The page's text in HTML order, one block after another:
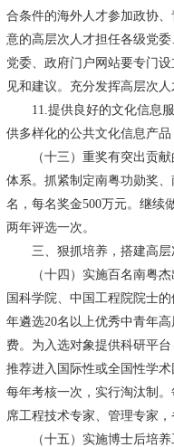
合条件的海外人才参加政协
意的高层次人才担任各级党
党委、政府门户网站要专门
见和建议。充分发挥高层次
11.提供良好的文化信息服
供多样化的公共文化信息产
（十三）重奖有突出贡献
体系。抓紧制定南粤功勋奖
名，每名奖金500万元。继续
两年评选一次。
三、狠抓培养，搭建高层
（十四）实施百名南粤杰
国科学院、中国工程院院士
年遴选20名以上优秀中青年
费。为入选对象提供科研平
推荐进入国际性或全国性学
每年考核一次，实行淘汰制
席工程技术专家、管理专家
（十五）实施博士后培养